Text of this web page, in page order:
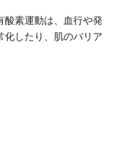
酸素運動は、血行や発
化したり、肌のバリア